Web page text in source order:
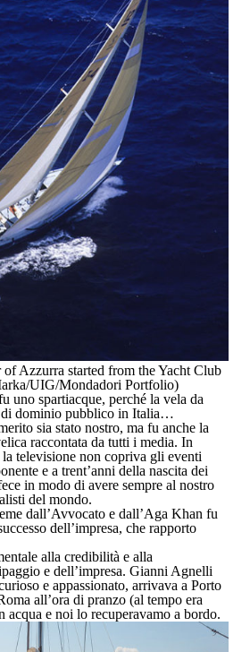
Azzurra started from the Yacht Club
UIG/Mondadori Portfolio)
uno spartiacque, perché la vela da
di dominio pubblico in Italia…
sia stato nostro, ma fu anche la
raccontata da tutti i media. In
la televisione non copriva gli eventi
e a trent’anni della nascita dei
in modo di avere sempre al nostro
del mondo.
dall’Avvocato e dall’Aga Khan fu
dell’impresa, che rapporto
alla credibilità e alla
e dell’impresa. Gianni Agnelli
e appassionato, arrivava a Porto
all’ora di pranzo (al tempo era
acqua e noi lo recuperavamo a bordo.